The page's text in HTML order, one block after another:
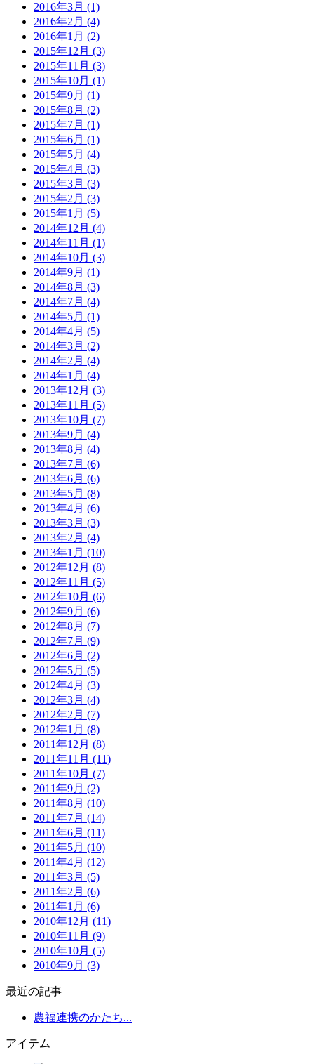
2016年3月 (1)
2016年2月 (4)
2016年1月 (2)
2015年12月 (3)
2015年11月 (3)
2015年10月 (1)
2015年9月 (1)
2015年8月 (2)
2015年7月 (1)
2015年6月 (1)
2015年5月 (4)
2015年4月 (3)
2015年3月 (3)
2015年2月 (3)
2015年1月 (5)
2014年12月 (4)
2014年11月 (1)
2014年10月 (3)
2014年9月 (1)
2014年8月 (3)
2014年7月 (4)
2014年5月 (1)
2014年4月 (5)
2014年3月 (2)
2014年2月 (4)
2014年1月 (4)
2013年12月 (3)
2013年11月 (5)
2013年10月 (7)
2013年9月 (4)
2013年8月 (4)
2013年7月 (6)
2013年6月 (6)
2013年5月 (8)
2013年4月 (6)
2013年3月 (3)
2013年2月 (4)
2013年1月 (10)
2012年12月 (8)
2012年11月 (5)
2012年10月 (6)
2012年9月 (6)
2012年8月 (7)
2012年7月 (9)
2012年6月 (2)
2012年5月 (5)
2012年4月 (3)
2012年3月 (4)
2012年2月 (7)
2012年1月 (8)
2011年12月 (8)
2011年11月 (11)
2011年10月 (7)
2011年9月 (2)
2011年8月 (10)
2011年7月 (14)
2011年6月 (11)
2011年5月 (10)
2011年4月 (12)
2011年3月 (5)
2011年2月 (6)
2011年1月 (6)
2010年12月 (11)
2010年11月 (9)
2010年10月 (5)
2010年9月 (3)
最近の記事
農福連携のかたち...
アイテム